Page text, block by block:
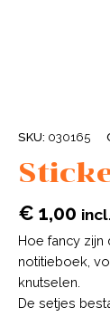
SKU: 030165
€ 1,00
Hoe fancy zijn
notitieboek,
knutselen.
De setjes